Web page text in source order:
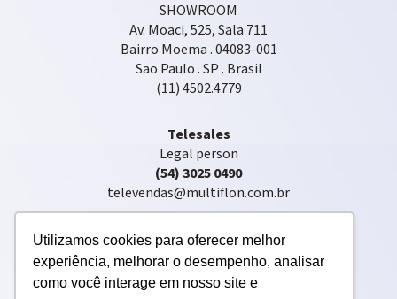
Utilizamos cookies para oferecer melhor
experiência, melhorar o desempenho, analisar
como você interage em nosso site e
SHOWROOM
Av. Moaci, 525, Sala 711
Bairro Moema . 04083-001
Sao Paulo . SP . Brasil
(11) 4502.4779
Telesales
Legal person
(54) 3025 0490
televendas@multiflon.com.br